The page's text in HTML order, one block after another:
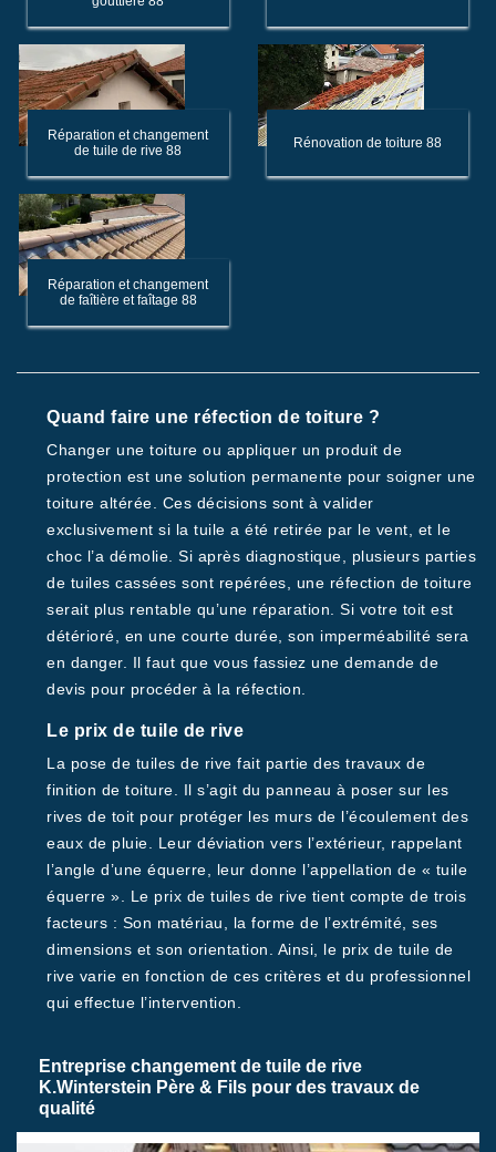
Réparation et changement
de tuile de rive 88
Rénovation de toiture 88
Réparation et changement
de faîtière et faîtage 88
Quand faire une réfection de toiture ?
Changer une toiture ou appliquer un produit de
protection est une solution permanente pour soigner une
toiture altérée. Ces décisions sont à valider
exclusivement si la tuile a été retirée par le vent, et le
choc l’a démolie. Si après diagnostique, plusieurs parties
de tuiles cassées sont repérées, une réfection de toiture
serait plus rentable qu’une réparation. Si votre toit est
détérioré, en une courte durée, son imperméabilité sera
en danger. Il faut que vous fassiez une demande de
devis pour procéder à la réfection.
Le prix de tuile de rive
La pose de tuiles de rive fait partie des travaux de
finition de toiture. Il s’agit du panneau à poser sur les
rives de toit pour protéger les murs de l’écoulement des
eaux de pluie. Leur déviation vers l’extérieur, rappelant
l’angle d’une équerre, leur donne l’appellation de « tuile
équerre ». Le prix de tuiles de rive tient compte de trois
facteurs : Son matériau, la forme de l’extrémité, ses
dimensions et son orientation. Ainsi, le prix de tuile de
rive varie en fonction de ces critères et du professionnel
qui effectue l’intervention.
Entreprise changement de tuile de rive
K.Winterstein Père & Fils pour des travaux de
qualité